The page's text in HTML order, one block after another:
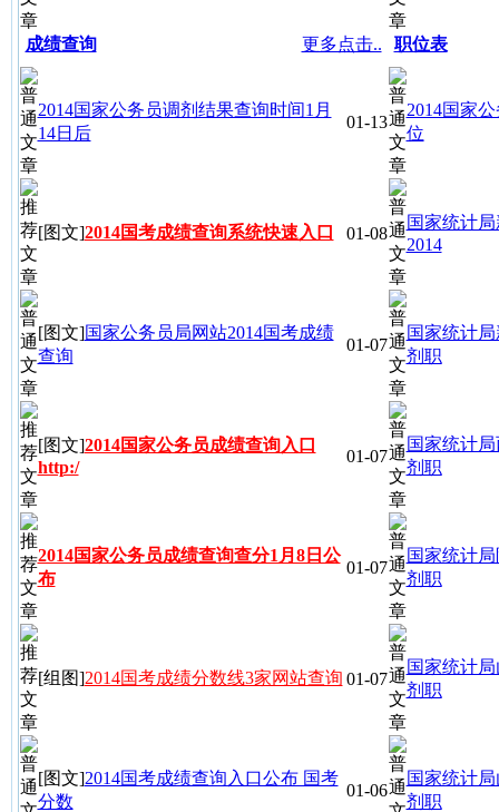
成绩查询 更多点击..
2014国家公务员调剂结果查询时间1月
14日后
01-13
[图文]2014国考成绩查询系统快速入口 01-08
[图文]国家公务员局网站2014国考成绩
查询
01-07
[图文]2014国家公务员成绩查询入口
http:/
01-07
2014国家公务员成绩查询查分1月8日公
布
01-07
[组图]2014国考成绩分数线3家网站查询 01-07
[图文]2014国考成绩查询入口公布 国考
分数
01-06
职位表
2014国家
位
国家统计
2014
国家统计
剂职
国家统计
剂职
国家统计
剂职
国家统计
剂职
国家统计
剂职